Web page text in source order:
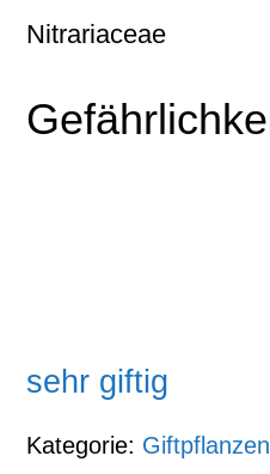
Nitrariaceae
sehr giftig
Kategorie: Giftpflanzen